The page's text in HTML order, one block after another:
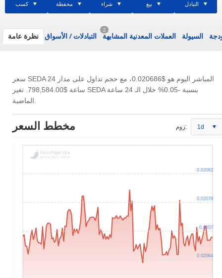
كسب محفظة شراء بيع التبادل
نظرة عامة التبادلات/ الأسواق
2
العملات المعدنية المشابهة السيولة
سعر SEDA المباشر اليوم هو $0.020686
، مع حجم تداول على مدار 24
ساعة $798,584.00
. تغير SEDA بنسبة -0.05% خلال الـ 24 ساعة
مخطط السعر زوم: 1d
0.02064
0.0207
0.02076
0.02082